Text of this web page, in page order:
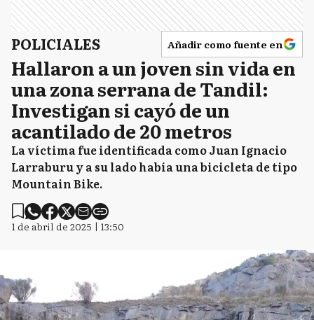
POLICIALES Añadir como fuente en
Hallaron a un joven sin vida en
una zona serrana de Tandil:
Investigan si cayó de un
acantilado de 20 metros
La víctima fue identificada como Juan Ignacio
Larraburu y a su lado había una bicicleta de tipo
Mountain Bike.
1 de abril de 2025 | 13:50